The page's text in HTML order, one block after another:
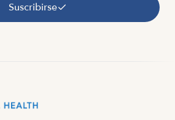
Suscribirse